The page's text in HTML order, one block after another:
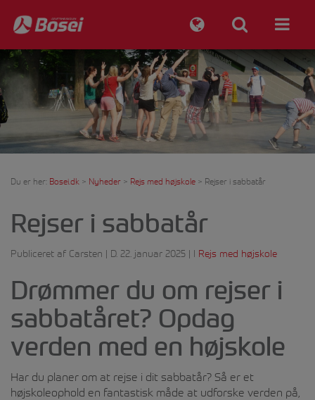
Du er her: Bosei.dk > Nyheder > Rejs med højskole > Rejser i sabbatår
Rejser i sabbatår
Publiceret af Carsten | D. 22. januar 2025 | I Rejs med højskole
Drømmer du om rejser i
sabbatåret? Opdag
verden med en højskole
Har du planer om at rejse i dit sabbatår? Så er et
højskoleophold en fantastisk måde at udforske verden på,